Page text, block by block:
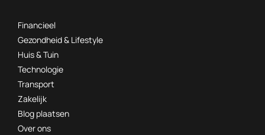
Financieel
Gezondheid & Lifestyle
Huis & Tuin
Technologie
Transport
Zakelijk
Blog plaatsen
Over ons